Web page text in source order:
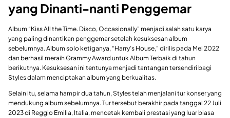
yang Dinanti-nanti Penggemar
Album “Kiss All the Time. Disco, Occasionally” menjadi salah satu karya
yang paling dinantikan penggemar setelah kesuksesan album
sebelumnya. Album solo ketiganya, “Harry’s House,” dirilis pada Mei 2022
dan berhasil meraih Grammy Award untuk Album Terbaik di tahun
berikutnya. Kesuksesan ini tentunya menjadi tantangan tersendiri bagi
Styles dalam menciptakan album yang berkualitas.
Selain itu, selama hampir dua tahun, Styles telah menjalani tur konser yang
mendukung album sebelumnya. Tur tersebut berakhir pada tanggal 22 Juli
2023 di Reggio Emilia, Italia, mencetak kembali prestasi yang luar biasa